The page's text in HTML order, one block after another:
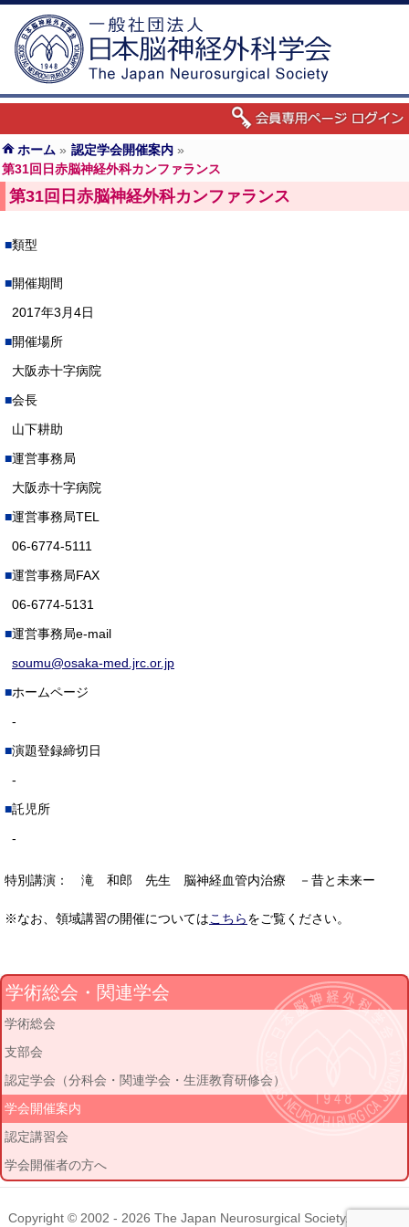
ホーム » 認定学会開催案内 »
第31回日赤脳神経外科カンファランス
第31回日赤脳神経外科カンファランス
類型
開催期間
2017年3月4日
開催場所
大阪赤十字病院
会長
山下耕助
運営事務局
大阪赤十字病院
運営事務局TEL
06-6774-5111
運営事務局FAX
06-6774-5131
運営事務局e-mail
soumu@osaka-med.jrc.or.jp
ホームページ
-
演題登録締切日
-
託児所
-
特別講演： 滝 和郎 先生 脳神経血管内治療 －昔と未来ー
※なお、領域講習の開催についてはこちらをご覧ください。
学術総会・関連学会
学術総会
支部会
認定学会（分科会・関連学会・生涯教育研修会）
学会開催案内
認定講習会
学会開催者の方へ
Copyright © 2002 - 2026 The Japan Neurosurgical Society. All rights